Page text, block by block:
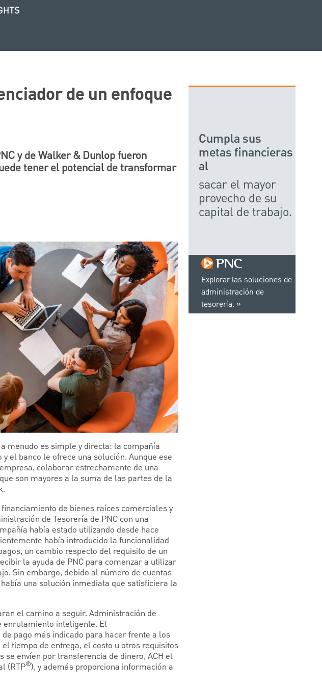
de un enfoque
y de Walker & Dunlop fueron
tener el potencial de transformar
menudo es simple y directa: la compañía
el banco le ofrece una solución. Aunque ese
colaborar estrechamente de una
son mayores a la suma de las partes de la
de bienes raíces comerciales y
de Tesorería de PNC con una
había estado utilizando desde hace
había introducido la funcionalidad
un cambio respecto del requisito de un
la ayuda de PNC para comenzar a utilizar
Sin embargo, debido al número de cuentas
una solución inmediata que satisficiera la
el camino a seguir. Administración de
enrutamiento inteligente. El
pago más indicado para hacer frente a los
tiempo de entrega, el costo u otros requisitos
envíen por transferencia de dinero, ACH el
(RTP®), y además proporciona información a
Explorar las soluciones de
administración de
tesorería.
Cumpla sus
metas financieras
al
sacar el mayor
provecho de su
capital de trabajo.